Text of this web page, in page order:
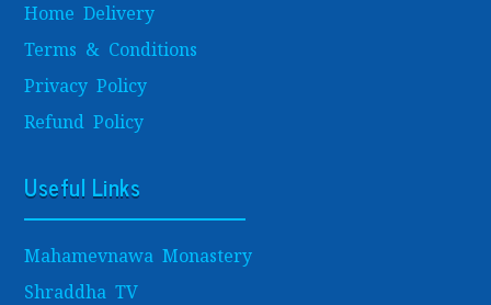
Home Delivery
Terms & Conditions
Privacy Policy
Refund Policy
Useful Links
Mahamevnawa Monastery
Shraddha TV